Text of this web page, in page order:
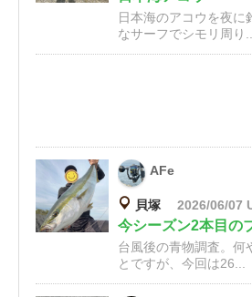
日本海のアコウを夜に
なサーフでシモリ周り
AFe
貝塚 2026/06/07
今シーズン2本目の
台風後の青物調査。何
とですが、今回は26...